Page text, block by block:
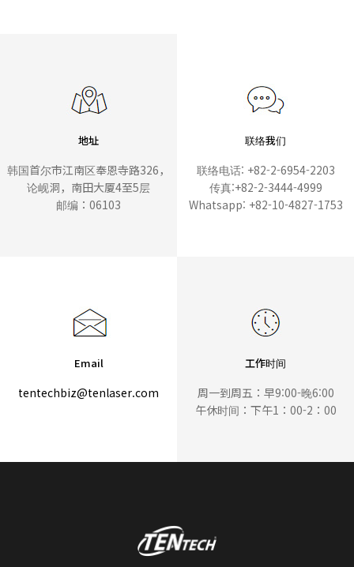
地址
韩国首尔市江南区奉恩寺路326，
论岘洞，南田大厦4至5层
邮编：06103
联络我们
联络电话: +82-2-6954-2203
传真:+82-2-3444-4999
Whatsapp: +82-10-4827-1753
Email
tentechbiz@tenlaser.com
工作时间
周一到周五：早9:00-晚6:00
午休时间：下午1：00-2：00